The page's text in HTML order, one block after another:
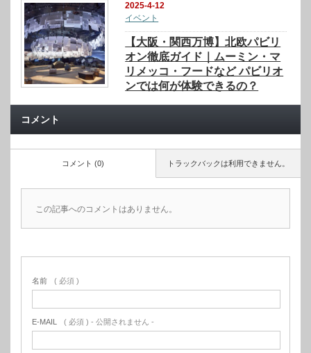
2025-4-12
イベント
【大阪・関西万博】北欧パビリ
オン徹底ガイド｜ムーミン・マ
リメッコ・フードなど パビリオ
ンでは何が体験できるの？
コメント
トラックバックは利用できません。
コメント (0)
この記事へのコメントはありません。
名前 ( 必須 )
E-MAIL ( 必須 ) - 公開されません -